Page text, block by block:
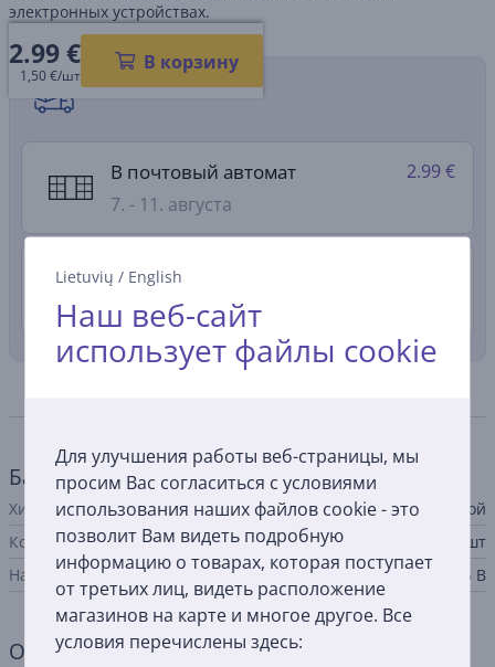
Lietuvių / English
Наш веб-сайт
использует файлы cookie
Для улучшения работы веб-страницы, мы
просим Вас согласиться с условиями
использования наших файлов cookie - это
позволит Вам видеть подробную
информацию о товарах, которая поступает
от третьих лиц, видеть расположение
магазинов на карте и многое другое. Все
условия перечислены здесь:
электронных устройствах.
2.99€
1,50 €/шт
В корзину
Способы доставки
В почтовый автомат
7. - 11. августа
2.99 €
Доставка в квартиру
7. - 11. августа
Батарея
Химический элемент
щелочной
Кол-во в упаковке
2 шт
Напряжение
1,5 В
Общий параметр